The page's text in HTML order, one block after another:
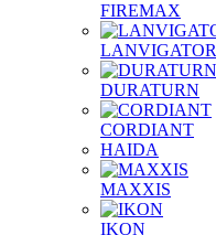
FIREMAX
LANVIGATOR
DURATURN
CORDIANT
HAIDA
MAXXIS
IKON